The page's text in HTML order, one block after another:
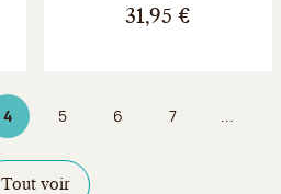
31,95 €
4Page 4 sur 9
Page
5 Page
6 Page
7 ...
Tout voir